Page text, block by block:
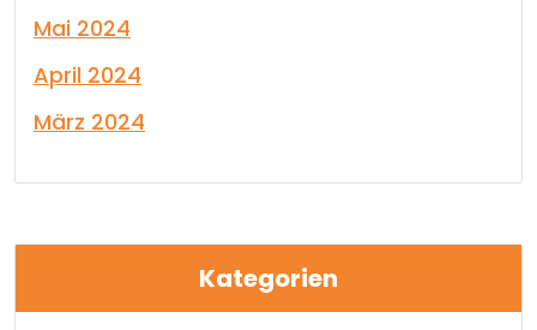
Mai 2024
April 2024
März 2024
Kategorien